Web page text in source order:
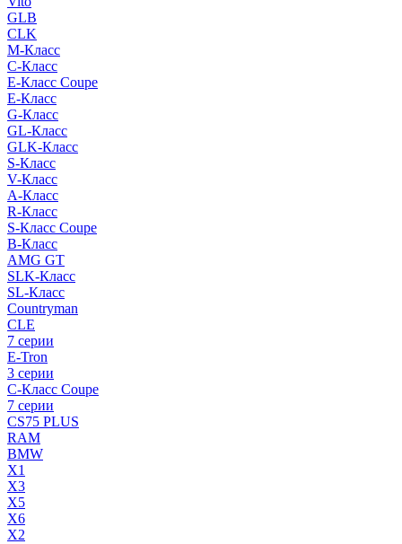
GLB
CLK
M-Класс
C-Класс
E-Класс Coupe
E-Класс
G-Класс
GL-Класс
GLK-Класс
S-Класс
V-Класс
A-Класс
R-Класс
S-Класс Сoupe
B-Класс
AMG GT
SLK-Класс
SL-Класс
Countryman
CLE
7 серии
E-Tron
3 серии
C-Класс Coupe
7 серии
CS75 PLUS
RAM
BMW
X1
X3
X5
X6
X2